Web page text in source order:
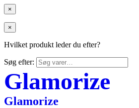
×
×
Hvilket produkt leder du efter?
Søg efter:
Glamorize
Glamorize